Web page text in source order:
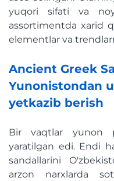
yuqori sifati va
assortimentda xarid
elementlar va
Ancient Greek
Yunonistondan
yetkazib berish
Bir vaqtlar yunon
yaratilgan edi. Endi
sandallarini
arzon narxlarda